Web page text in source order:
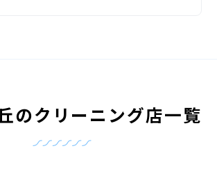
のクリーニング店一覧